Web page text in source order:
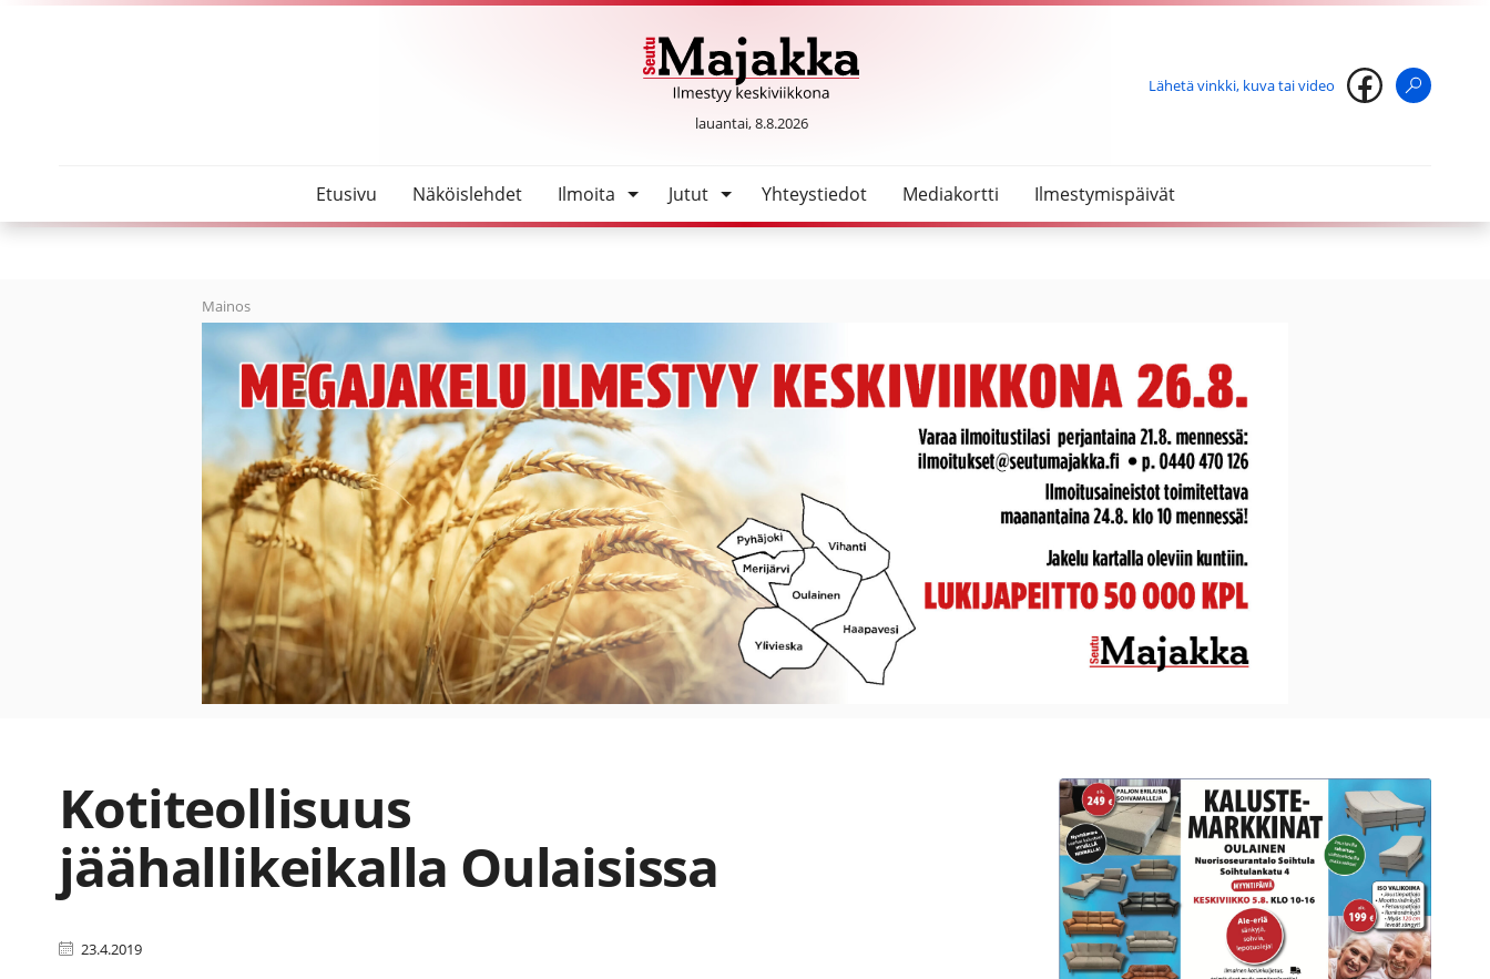
SeutuMajakka
lauantai, 8.8.2026
Lähetä vinkki, kuva tai video
Etusivu Näköislehdet Ilmoita Jutut Yhteystiedot Mediakortti Ilmestymispäivät
Mainos
Kotiteollisuus
jäähallikeikalla Oulaisissa
23.4.2019